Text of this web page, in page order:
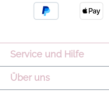
Großzügiges Format
Modelname: Scarf
Pflegehinweis:
empfohlen, nicht
Service und Hilfe
Über uns